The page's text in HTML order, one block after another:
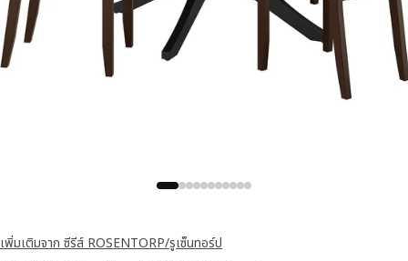
เพิ่มเติมจาก ซีรีส์ ROSENTORP/รูเซ็นทอร์ป